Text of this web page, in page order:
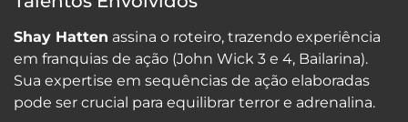
Shay Hatten assina o roteiro, trazendo experiência
em franquias de ação (John Wick 3 e 4, Bailarina).
Sua expertise em sequências de ação elaboradas
pode ser crucial para equilibrar terror e adrenalina.